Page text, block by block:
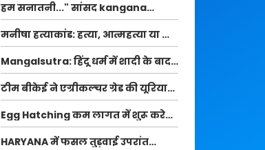
हम सनातनी..." सांसद kangana
Ranaut से क्या बोली लड़की? Viral
Jantar-Mantar | CJP protest
मनीषा हत्याकांड: हत्या, आत्महत्या या कोई बड़ा राज?
| Full Story | Josh Haryana
Mangalsutra: हिंदू धर्म में शादी के बाद
मंगलसूत्र क्यों पहनती है महिलाएं, किसने
शुरु की ये परंपरा
टीम बीकेई ने एग्रीकल्चर ग्रेड की यूरिया
खाद गट्टों में बदलकर टेक्निकल ग्रेड में
बेचने वालों पर करवाई कार्रवाई:
लखविंदर सिंह औलख
Egg Hatching कम लागत में शुरू करे
नया बिजनेस। 17 हजार रुपए से शुरू करे।
Egg Hatching Machine
HARYANA में फसल तुड़वाई उपरांत